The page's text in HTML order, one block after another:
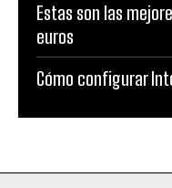
Estas son las
euros
Cómo configurar